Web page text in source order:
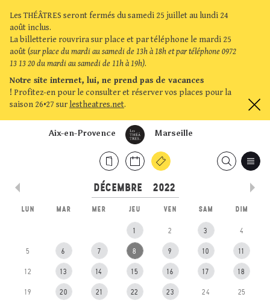
Les THÉÂTRES seront fermés du samedi 25 juillet au lundi 24
août inclus.
La billetterie rouvrira sur place et par téléphone le mardi 25
août (sur place du mardi au samedi de 13h à 18h et par téléphone 0972
13 13 20 du mardi au samedi de 11h à 19h).
Notre site internet, lui, ne prend pas de vacances
! Profitez-en pour le consulter et réserver vos places pour la
saison 26•27 sur lestheatres.net.
Marseille
Aix-en-Provence
LUN MAR MER JEU VEN SAM DIM
1 2 3 4
5 6 7 8 9 10 11
12 13 14 15 16 17 18
19 20 21 22 23 24 25